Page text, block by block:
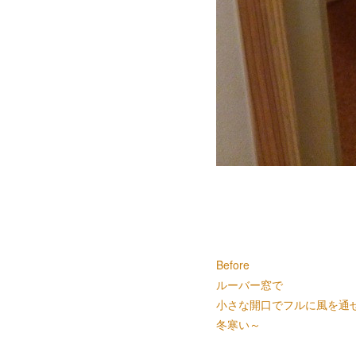
Before
ルーバー窓で
小さな開口でフルに風を通
冬寒い～